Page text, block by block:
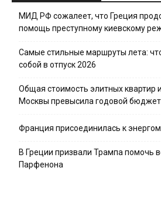
МИД РФ сожалеет, что Греция
помощь преступному киевскому
Самые стильные маршруты лета:
собой в отпуск 2026
Общая стоимость элитных квартир
Москвы превысила годовой
Франция присоединилась к
В Греции призвали Трампа помочь
Парфенона